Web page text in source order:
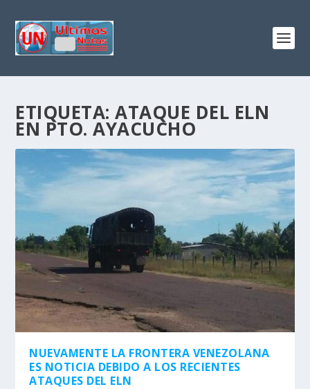
ETIQUETA:ATAQUE DEL ELN
EN PTO. AYACUCHO
NUEVAMENTE LA FRONTERA VENEZOLANA
ES NOTICIA DEBIDO A LOS RECIENTES
ATAQUES DEL ELN